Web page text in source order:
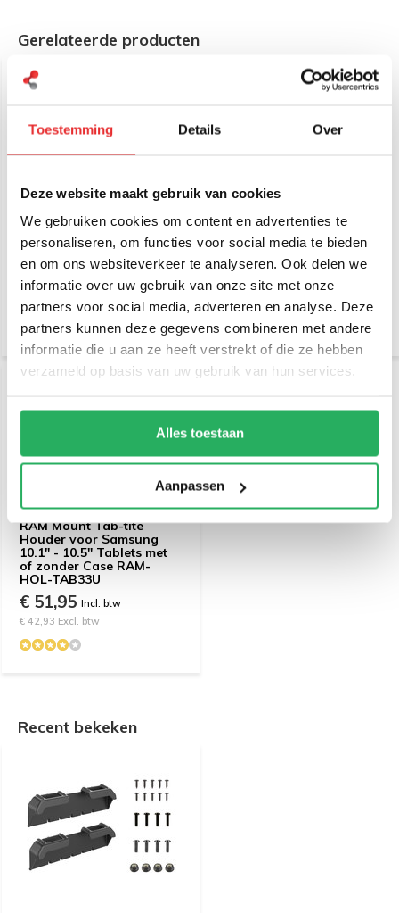
Toestemming Details Over
Deze website maakt gebruik van cookies
We gebruiken cookies om content en advertenties te
personaliseren, om functies voor social media te bieden
en om ons websiteverkeer te analyseren. Ook delen we
informatie over uw gebruik van onze site met onze
partners voor social media, adverteren en analyse. Deze
partners kunnen deze gegevens combineren met andere
informatie die u aan ze heeft verstrekt of die ze hebben
verzameld op basis van uw gebruik van hun services.
Alles toestaan
Aanpassen
Gerelateerde producten
RAM Mount Universele
Tab-Tite losse Backplate
€ 29,95Incl. btw
€ 24,75 Excl. btw
RAM Mount Universele
Tab-Lock losse Backplate
€ 129,- Incl. btw
€ 106,61 Excl. btw
RAM Mount Tab-tite
Houder voor Samsung
10.1" - 10.5" Tablets met
of zonder Case RAM-
HOL-TAB33U
€ 51,95 Incl. btw
€ 42,93 Excl. btw
Recent bekeken